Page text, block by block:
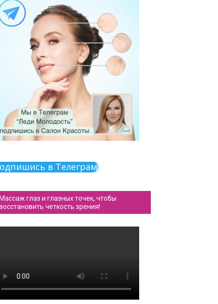
в Телеграм
Массаж глаз и глазных точек, чтобы
четкость зрения!